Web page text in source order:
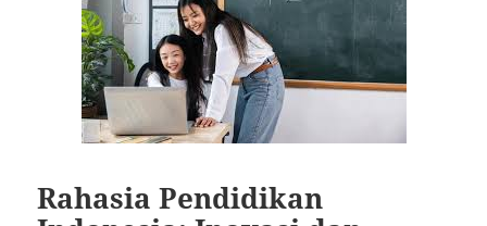
Rahasia Pendidikan